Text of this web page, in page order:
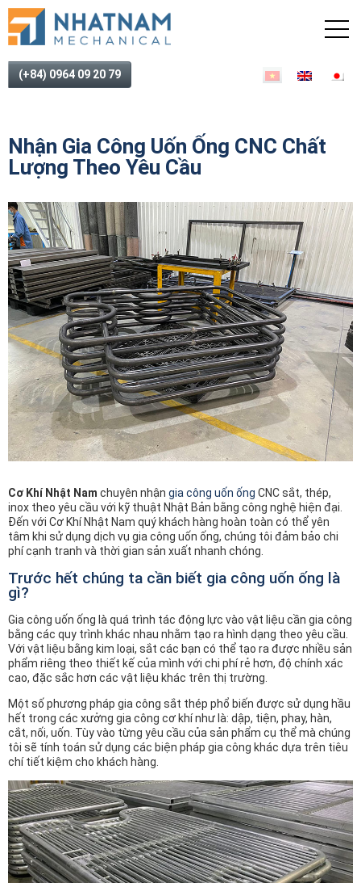
(+84) 0964 09 20 79
Nhận Gia Công Uốn Ống CNC Chất
Lượng Theo Yêu Cầu
Cơ Khí Nhật Nam chuyên nhận gia công uốn ống CNC sắt, thép,
inox theo yêu cầu với kỹ thuật Nhật Bản bằng công nghệ hiện đại.
Đến với Cơ Khí Nhật Nam quý khách hàng hoàn toàn có thể yên
tâm khi sử dụng dịch vụ gia công uốn ống, chúng tôi đảm bảo chi
phí cạnh tranh và thời gian sản xuất nhanh chóng.
Trước hết chúng ta cần biết gia công uốn ống là
gì?
Gia công uốn ống là quá trình tác động lực vào vật liệu cần gia công
bằng các quy trình khác nhau nhằm tạo ra hình dạng theo yêu cầu.
Với vật liệu bằng kim loại, sắt các bạn có thể tạo ra được nhiều sản
phẩm riêng theo thiết kế của mình với chi phí rẻ hơn, độ chính xác
cao, đặc sắc hơn các vật liệu khác trên thị trường.
Một số phương pháp gia công sắt thép phổ biến được sử dụng hầu
hết trong các xưởng gia công cơ khí như là: dập, tiện, phay, hàn,
cắt, nối, uốn. Tùy vào từng yêu cầu của sản phẩm cụ thể mà chúng
tôi sẽ tính toán sử dụng các biện pháp gia công khác dựa trên tiêu
chí tiết kiệm cho khách hàng.